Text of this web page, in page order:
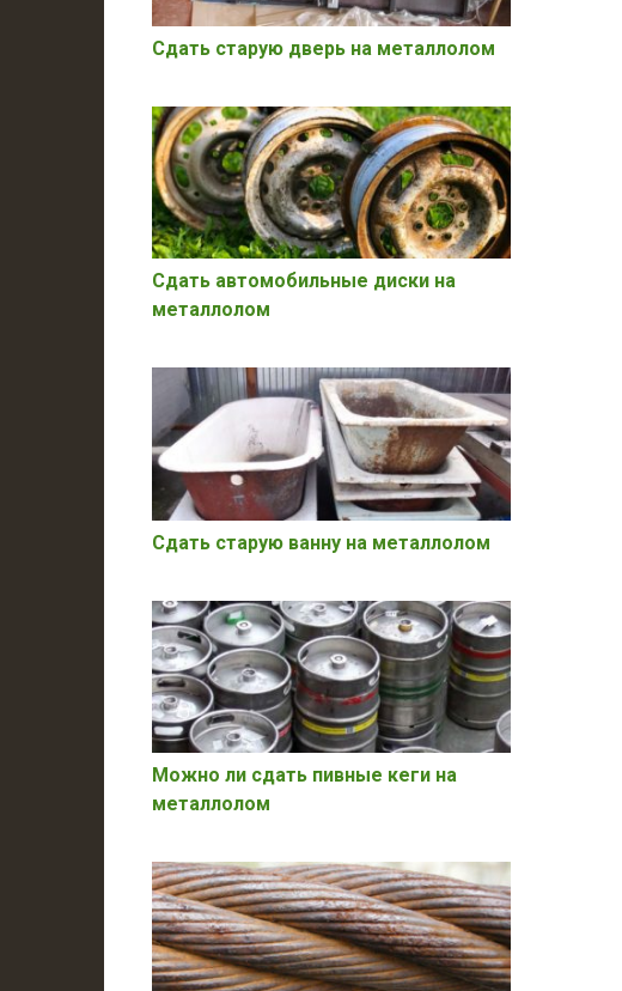
Сдать старую дверь на металлолом
Сдать автомобильные диски на
металлолом
Сдать старую ванну на металлолом
Можно ли сдать пивные кеги на
металлолом